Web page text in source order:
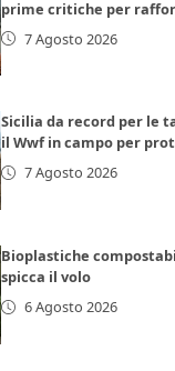
prime critiche per
7 Agosto 2026
Sicilia da record per le
il Wwf in campo per
7 Agosto 2026
Bioplastiche
spicca il volo
6 Agosto 2026